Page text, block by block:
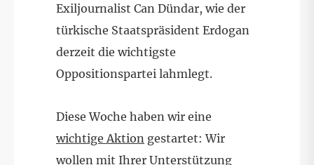
Exiljournalist Can Dündar, wie der
türkische Staatspräsident Erdogan
derzeit die wichtigste
Oppositionspartei lahmlegt.
Diese Woche haben wir eine
wichtige Aktion gestartet: Wir
wollen mit Ihrer Unterstützung